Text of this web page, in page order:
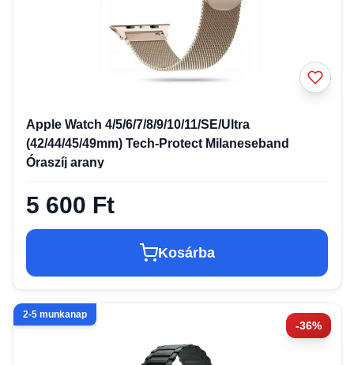
Apple Watch 4/5/6/7/8/9/10/11/SE/Ultra
(42/44/45/49mm) Tech-Protect Milaneseband
Óraszíj arany
5 600 Ft
Kosárba
-36%
2-5 munkanap